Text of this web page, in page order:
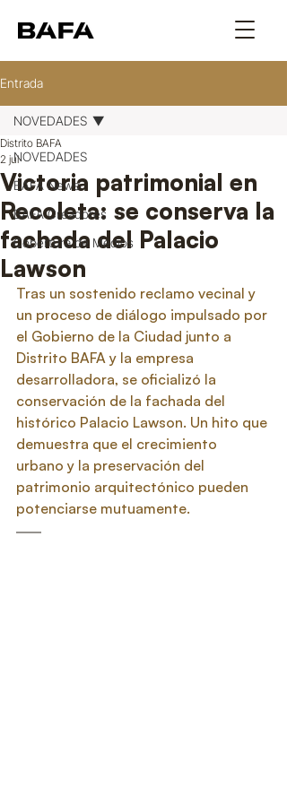
Entrada
NOVEDADES
BAFA News
BAFA Creadores
Cobertura de Medios
NOVEDADES
Victoria patrimonial en
Recoleta: se conserva la
fachada del Palacio
Lawson
Distrito BAFA
2 jul
Tras un sostenido reclamo vecinal y
un proceso de diálogo impulsado por
el Gobierno de la Ciudad junto a
Distrito BAFA y la empresa
desarrolladora, se oficializó la
conservación de la fachada del
histórico Palacio Lawson. Un hito que
demuestra que el crecimiento
urbano y la preservación del
patrimonio arquitectónico pueden
potenciarse mutuamente.